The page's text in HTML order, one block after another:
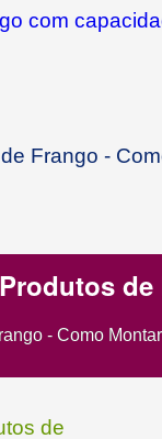
com
Frango -
de
- Como
de